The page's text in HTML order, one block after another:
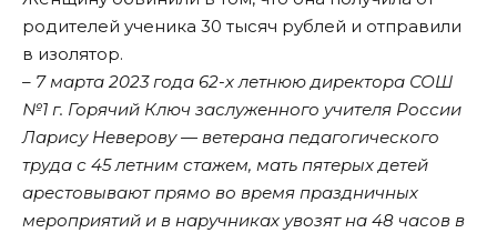
родителей ученика 30 тысяч рублей и отправили
в изолятор.
– 7 марта 2023 года 62-х летнюю директора СОШ
№1 г. Горячий Ключ заслуженного учителя России
Ларису Неверову — ветерана педагогического
труда с 45 летним стажем, мать пятерых детей
арестовывают прямо во время праздничных
мероприятий и в наручниках увозят на 48 часов в